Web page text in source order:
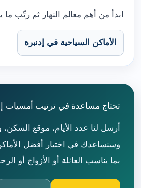
ابدأ من أهم معالم النهار ثم رتّب ما
الأماكن السياحية في إدنبرة
تحتاج مساعدة في ترتيب أمسيات
أرسل لنا عدد الأيام، موقع السكن،
وسنساعدك في اختيار أفضل
بما يناسب العائلة أو الأزواج أو